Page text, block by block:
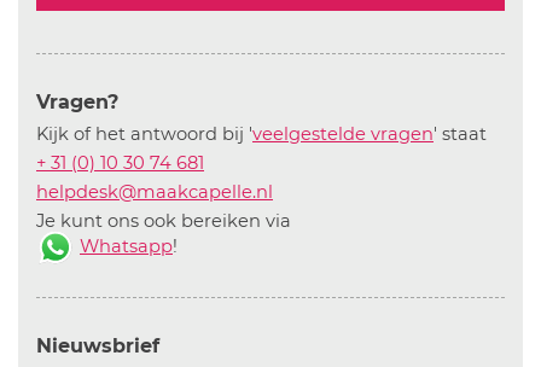
Vragen?
Kijk of het antwoord bij 'veelgestelde vragen' staat
+ 31 (0) 10 30 74 681
helpdesk@maakcapelle.nl
Je kunt ons ook bereiken via
Whatsapp!
Nieuwsbrief